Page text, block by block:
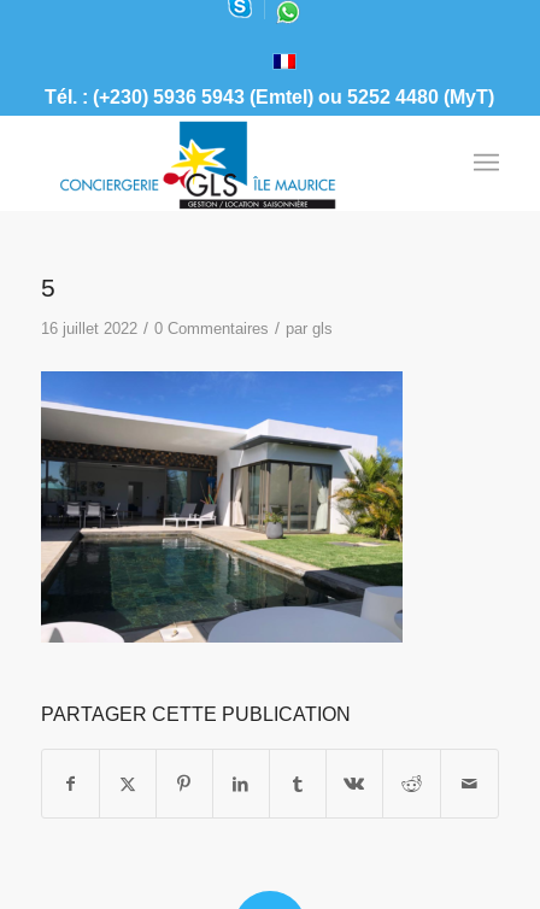
Tél. : (+230) 5936 5943 (Emtel) ou 5252 4480 (MyT)
5
16 juillet 2022 / 0 Commentaires / par gls
PARTAGER CETTE PUBLICATION